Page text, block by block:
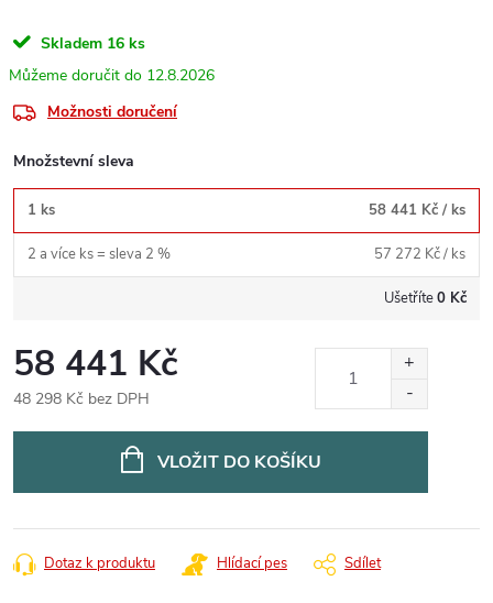
Skladem 16 ks
12.8.2026
Možnosti doručení
Množstevní sleva
1 ks 58 441 Kč / ks
2 a více ks = sleva 2 % 57 272 Kč/ ks
Ušetříte0 Kč
58 441 Kč
48 298 Kč bez DPH
VLOŽIT DO KOŠÍKU
Dotaz k produktu Hlídací pes Sdílet